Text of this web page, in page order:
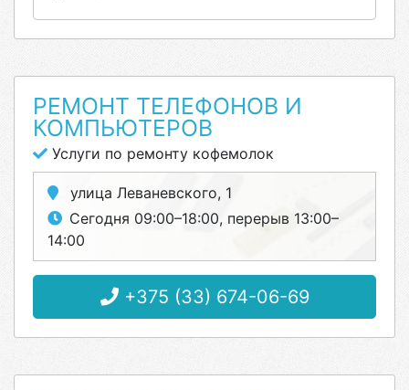
РЕМОНТ ТЕЛЕФОНОВ И
КОМПЬЮТЕРОВ
Услуги по ремонту кофемолок
улица Леваневского, 1
Сегодня 09:00–18:00, перерыв 13:00–
14:00
+375 (33) 674-06-69